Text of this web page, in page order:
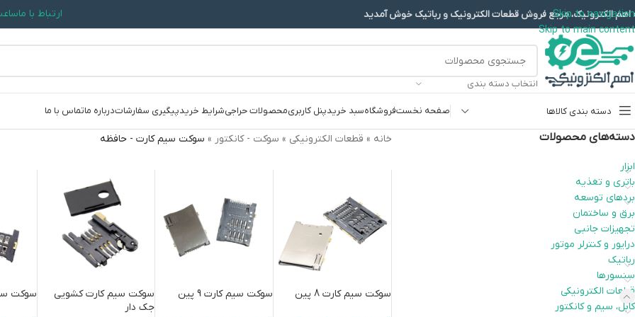
Skip to navigation
Skip to main content
اهم الکترونیک، مرجع فروش قطعات الکترونیک و رباتیک خوش آمدید ارتباط با ماساعت کاری:
انتخاب دسته بندی
دسته بندی کالاها
پروگرامرها
دما و رطوبت
سایر ماژول ها
سنسور بخار سرد
کی پد و جوی استیک
ماژول GPS-GPRS
ماژول رله و سوییچ
صفحه نخستفروشگاهسبد خریدپنل کاربریمحصولات حراجیشرایط خریدپیگیری سفارشاتدرباره ماتماس با ما
دسته‌های محصولات
ابزار
باتری و تغذیه
بردهای توسعه
برق و ساختمان
تجهیزات جانبی
درایور و کنترلر موتور
رباتیک
سنسورها
قطعات الکترونیکی
کابل، سیم و کانکتور
خانه » قطعات الکترونیکی » سوكت - کانکتور » سوکت سیم کارت - حافظه
سوکت سیم کارت 8 پین سوکت سیم کارت 9 پین
سوکت سیم کارت کشویی
جک دار
سوکت سیم